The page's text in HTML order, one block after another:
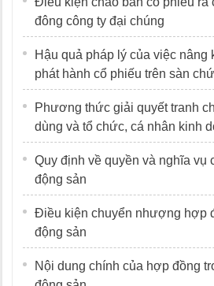
đông công ty đại chúng
Hậu quả pháp lý của việc nâng
phát hành cổ phiếu trên sàn
Phương thức giải quyết tranh
dùng và tổ chức, cá nhân kinh
Quy định về quyền và nghĩa vụ
động sản
Điều kiện chuyển nhượng hợp
động sản
Nội dung chính của hợp đồng